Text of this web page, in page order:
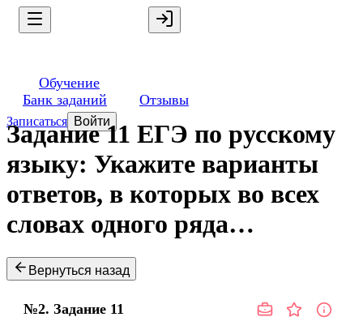
Обучение
Банк заданий
Отзывы
Записаться Войти
Задание 11 ЕГЭ по русскому
языку: Укажите варианты
ответов, в которых во всех
словах одного ряда…
Вернуться назад
№2. Задание 11